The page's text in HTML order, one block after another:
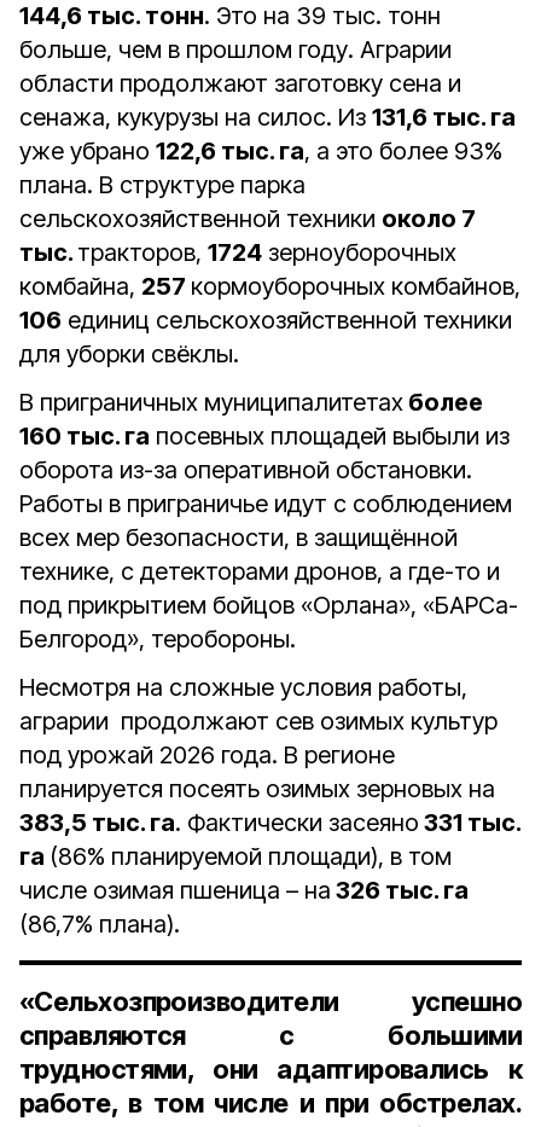
144,6 тыс. тонн. Это на 39 тыс. тонн
больше, чем в прошлом году. Аграрии
области продолжают заготовку сена и
сенажа, кукурузы на силос. Из 131,6 тыс. га
уже убрано 122,6 тыс. га, а это более 93%
плана. В структуре парка
сельскохозяйственной техники около 7
тыс. тракторов, 1724 зерноуборочных
комбайна, 257 кормоуборочных комбайнов,
106 единиц сельскохозяйственной техники
для уборки свёклы.
В приграничных муниципалитетах более
160 тыс. га посевных площадей выбыли из
оборота из-за оперативной обстановки.
Работы в приграничье идут с соблюдением
всех мер безопасности, в защищённой
технике, с детекторами дронов, а где-то и
под прикрытием бойцов «Орлана», «БАРСа-
Белгород», теробороны.
Несмотря на сложные условия работы,
аграрии продолжают сев озимых культур
под урожай 2026 года. В регионе
планируется посеять озимых зерновых на
383,5 тыс. га. Фактически засеяно 331 тыс.
га (86% планируемой площади), в том
числе озимая пшеница – на 326 тыс. га
(86,7% плана).
«Сельхозпроизводители успешно
справляются с большими
трудностями, они адаптировались к
работе, в том числе и при обстрелах.